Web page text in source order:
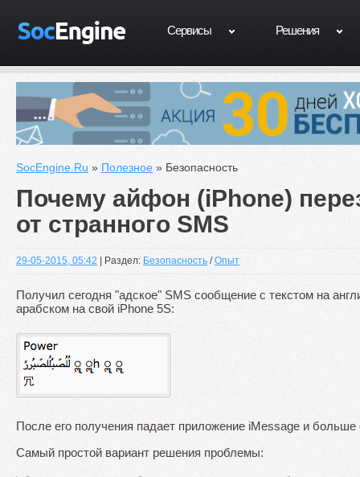
Сервисы Решения
SocEngine.Ru » Полезное » Безопасность
Почему айфон (iPhone)
от странного SMS
29-05-2015, 05:42 | Раздел: Безопасность /Опыт
Получил сегодня "адское" SMS сообщение с текстом на
арабском на свой iPhone 5S:
После его получения падает приложение iMessage и больше
Самый простой вариант решения проблемы: